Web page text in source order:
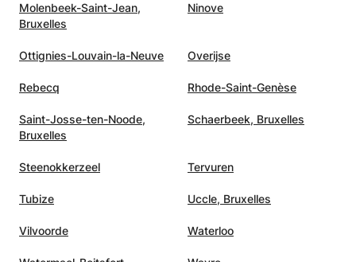
Molenbeek-Saint-Jean,
Bruxelles
Ninove
Ottignies-Louvain-la-Neuve Overijse
Rebecq Rhode-Saint-Genèse
Saint-Josse-ten-Noode,
Bruxelles
Schaerbeek, Bruxelles
Steenokkerzeel Tervuren
Tubize Uccle, Bruxelles
Vilvoorde Waterloo